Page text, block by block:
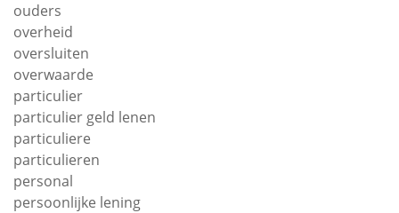
ouders
overheid
oversluiten
overwaarde
particulier
particulier geld lenen
particuliere
particulieren
personal
persoonlijke lening